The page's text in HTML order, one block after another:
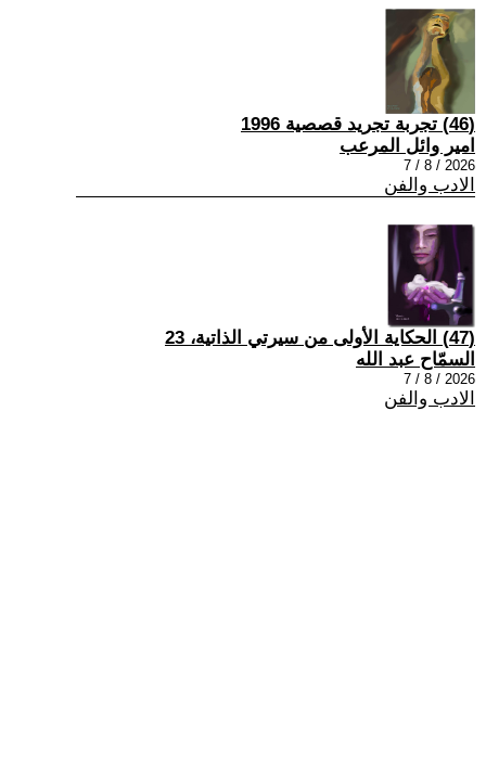
(46) تجربة تجريد قصصية 1996
امير وائل المرعب
2026 / 8 / 7
الادب والفن
(47) الحكاية الأولى من سيرتي الذاتية، 23
السمّاح عبد الله
2026 / 8 / 7
الادب والفن